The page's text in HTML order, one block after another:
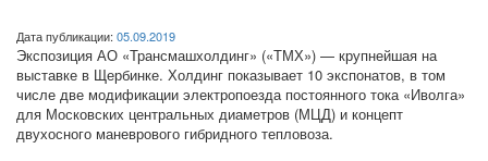
Дата публикации: 05.09.2019
Экспозиция АО «Трансмашхолдинг» («ТМХ») — крупнейшая на
выставке в Щербинке. Холдинг показывает 10 экспонатов, в том
числе две модификации электропоезда постоянного тока «Иволга»
для Московских центральных диаметров (МЦД) и концепт
двухосного маневрового гибридного тепловоза.